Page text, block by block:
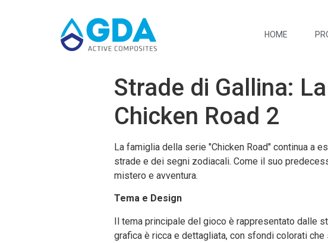
HOME
Strade di Gallina:
Chicken Road 2
La famiglia della serie "Chicken Road" continua a
strade e dei segni zodiacali. Come il suo
mistero e avventura.
Tema e Design
Il tema principale del gioco è rappresentato dalle
grafica è ricca e dettagliata, con sfondi colorati